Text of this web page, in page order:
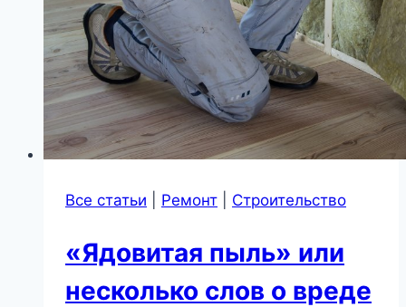
Все статьи Ремонт Строительство
«Ядовитая пыль» или
несколько слов о вреде